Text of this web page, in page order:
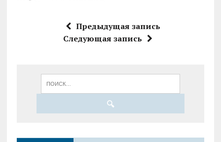
Предыдущая запись
Следующая запись